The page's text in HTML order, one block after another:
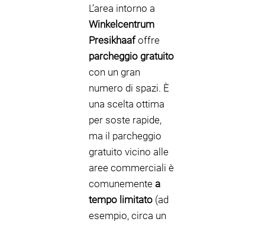
L’area intorno a
Winkelcentrum
Presikhaafoffre
parcheggio gratuito
con un gran
numero di spazi. È
una scelta ottima
per soste rapide,
ma il parcheggio
gratuito vicino alle
aree commerciali è
comunemente a
tempo limitato (ad
esempio, circa un